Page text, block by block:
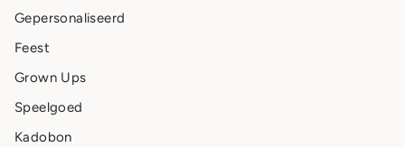
Gepersonaliseerd
Feest
Grown Ups
Speelgoed
Kadobon